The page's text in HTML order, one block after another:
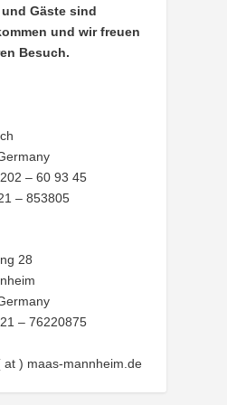
Gäste sind
und wir freuen
Besuch.
– 60 93 45
– 853805
28
– 76220875
) maas-mannheim.de